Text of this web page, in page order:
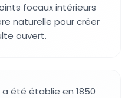
focaux intérieurs
naturelle pour créer
ouvert.
été établie en 1850